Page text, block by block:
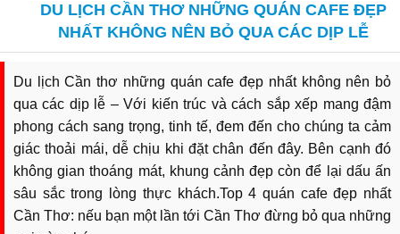
DU LỊCH CẦN THƠ NHỮNG QUÁN CAFE ĐẸP
NHẤT KHÔNG NÊN BỎ QUA CÁC DỊP LỄ
Du lịch Cần thơ những quán cafe đẹp nhất không nên bỏ
qua các dịp lễ – Với kiến trúc và cách sắp xếp mang đậm
phong cách sang trọng, tinh tế, đem đến cho chúng ta cảm
giác thoải mái, dễ chịu khi đặt chân đến đây. Bên cạnh đó
không gian thoáng mát, khung cảnh đẹp còn để lại dấu ấn
sâu sắc trong lòng thực khách.Top 4 quán cafe đẹp nhất
Cần Thơ: nếu bạn một lần tới Cần Thơ đừng bỏ qua những